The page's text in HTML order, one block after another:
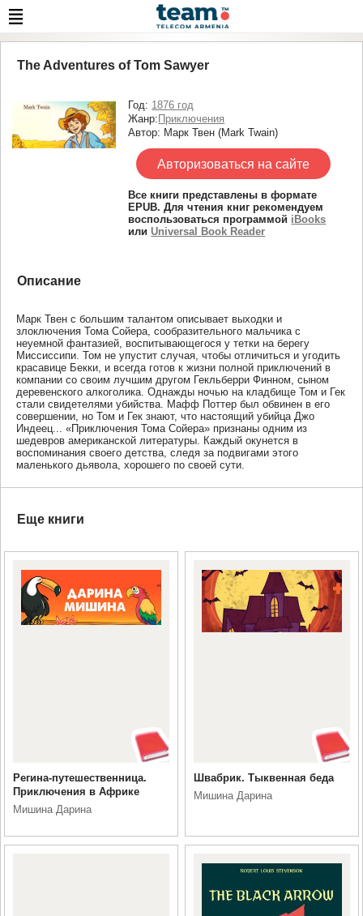
The Adventures of Tom Sawyer
Год: 1876 год
Жанр: Приключения
Автор: Марк Твен (Mark Twain)
Авторизоваться на сайте
Все книги представлены в формате
EPUB. Для чтения книг рекомендуем
воспользоваться программой iBooks
илиUniversal Book Reader
Описание
Марк Твен с большим талантом описывает выходки и
злоключения Тома Сойера, сообразительного мальчика с
неуемной фантазией, воспитывающегося у тетки на берегу
Миссиссипи. Том не упустит случая, чтобы отличиться и угодить
красавице Бекки, и всегда готов к жизни полной приключений в
компании со своим лучшим другом Гекльберри Финном, сыном
деревенского алкоголика. Однажды ночью на кладбище Том и Гек
стали свидетелями убийства. Мафф Поттер был обвинен в его
совершении, но Том и Гек знают, что настоящий убийца Джо
Индеец... «Приключения Тома Сойера» признаны одним из
шедевров американской литературы. Каждый окунется в
воспоминания своего детства, следя за подвигами этого
маленького дьявола, хорошего по своей сути.
Еще книги
Регина-путешественница.
Приключения в Африке
Мишина Дарина
Швабрик. Тыквенная беда
Мишина Дарина